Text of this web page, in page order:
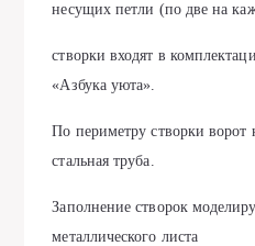
несущих петли (по две на
створки входят в
«Азбука уюта».
По периметру створки ворот
стальная труба.
Заполнение створок
металлического листа